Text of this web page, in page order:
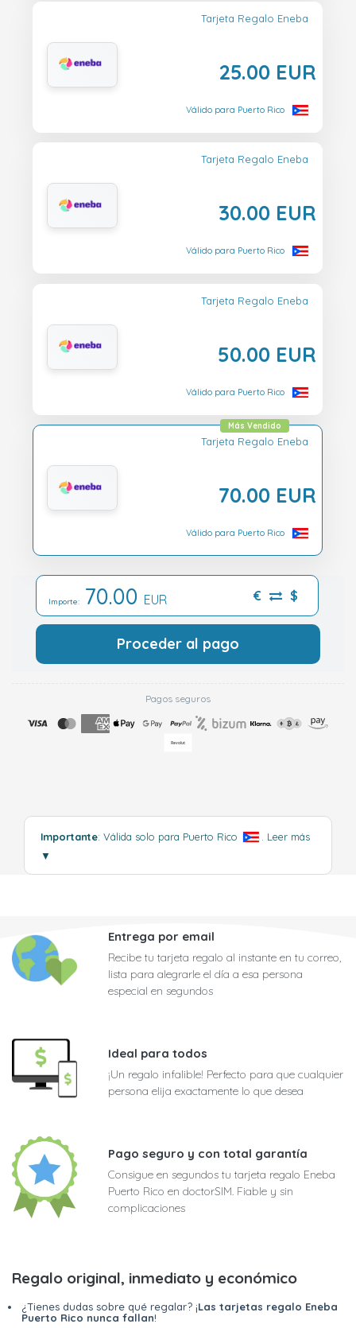
Tarjeta Regalo Eneba
25.00 EUR
Válido para Puerto Rico
Tarjeta Regalo Eneba
30.00 EUR
Válido para Puerto Rico
Tarjeta Regalo Eneba
50.00 EUR
Válido para Puerto Rico
Tarjeta Regalo Eneba
70.00 EUR
Más Vendido
Válido para Puerto Rico
Importe: 70.00 EUR € $
Proceder al pago
Pagos seguros
Importante: Válida solo para Puerto Rico
Leer más
▼
Entrega por email
Recibe tu tarjeta regalo al instante en tu correo,
lista para alegrarle el día a esa persona
especial en segundos
Ideal para todos
¡Un regalo infalible! Perfecto para que cualquier
persona elija exactamente lo que desea
Pago seguro y con total garantía
Consigue en segundos tu tarjeta regalo Eneba
Puerto Rico en doctorSIM. Fiable y sin
complicaciones
Regalo original, inmediato y económico
¿Tienes dudas sobre qué regalar? ¡Las tarjetas regalo Eneba
Puerto Rico nunca fallan!